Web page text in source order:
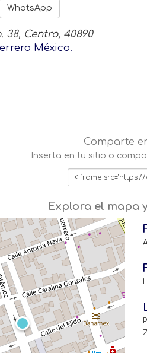
WhatsApp
38, Centro, 40890
México.
Comparte
Inserta en tu sitio o
Explora el mapa